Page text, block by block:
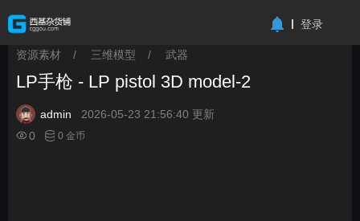
登录
资源素材 / 三维模型 / 武器
LP手枪 - LP pistol 3D model-2
admin
2026-05-23 21:56:40 更新
0
0 金币